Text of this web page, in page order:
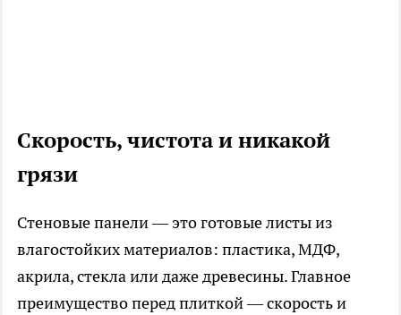
Скорость, чистота и никакой
грязи
Стеновые панели — это готовые листы из
влагостойких материалов: пластика, МДФ,
акрила, стекла или даже древесины. Главное
преимущество перед плиткой — скорость и